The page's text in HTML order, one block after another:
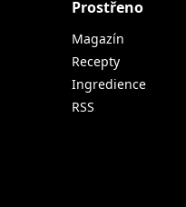
Prostřeno
Magazín
Recepty
Ingredience
RSS